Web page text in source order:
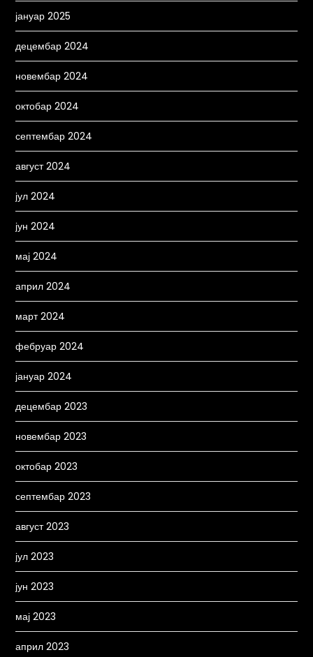
јануар 2025
децембар 2024
новембар 2024
октобар 2024
септембар 2024
август 2024
јул 2024
јун 2024
мај 2024
април 2024
март 2024
фебруар 2024
јануар 2024
децембар 2023
новембар 2023
октобар 2023
септембар 2023
август 2023
јул 2023
јун 2023
мај 2023
април 2023